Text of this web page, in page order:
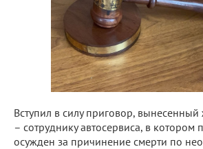
Вступил в силу приговор,
– сотруднику автосервиса, в котором
осужден за причинение смерти по